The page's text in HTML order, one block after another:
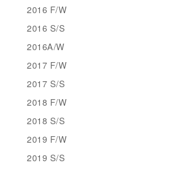
2016 F/W
2016 S/S
2016A/W
2017 F/W
2017 S/S
2018 F/W
2018 S/S
2019 F/W
2019 S/S